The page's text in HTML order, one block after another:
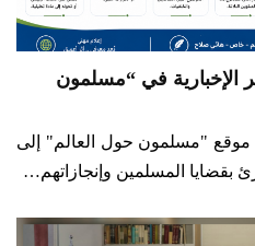
الإخبارية في “مسلمون
موقع "مسلمون حول العالم" إلى
المسلمين وإنجازاتهم…